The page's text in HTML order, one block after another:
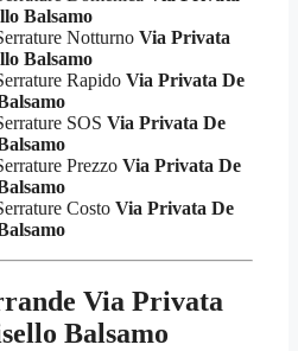
Balsamo
Notturno Via Privata
Balsamo
Rapido Via Privata De
SOS Via Privata De
Prezzo Via Privata De
Costo Via Privata De
Via Privata
Balsamo